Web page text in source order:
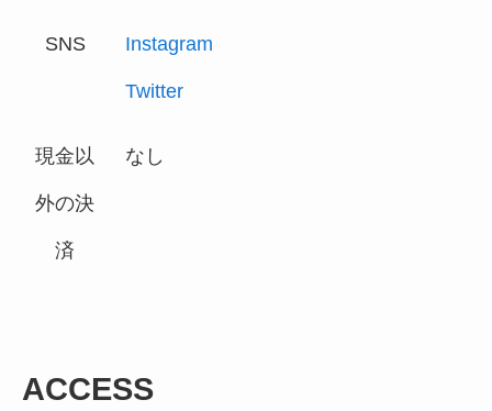
SNS Instagram
Twitter
現金以
外の決
済
なし
ACCESS